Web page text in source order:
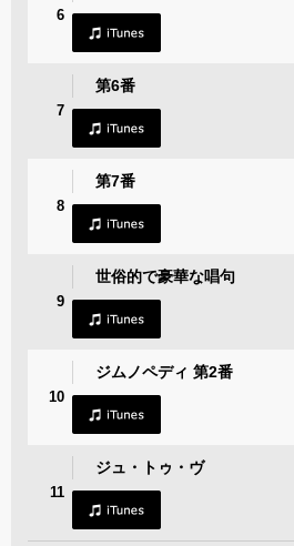
6
7
第6番
8
第7番
9
世俗的で豪華な唱句
10
ジムノペディ 第2番
11
ジュ・トゥ・ヴ